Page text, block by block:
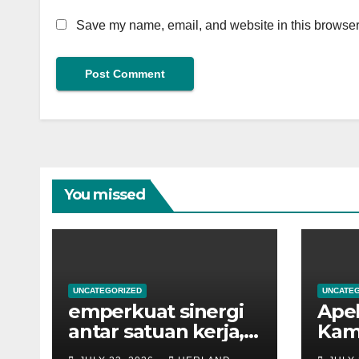
Save my name, email, and website in this
You missed
UNCATEGORIZED
emperkuat sinergi
antar satuan kerja,
Kantor Pertanahan